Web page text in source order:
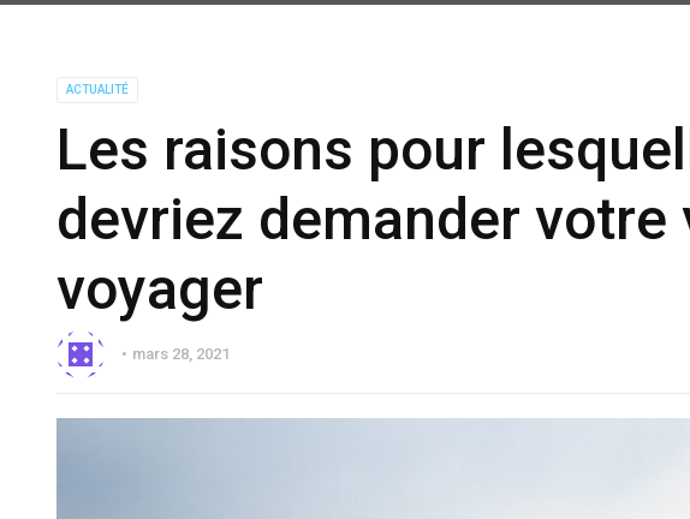
ACTUALITÉ
Les raisons pour
devriez demander votre
voyager
mars 28, 2021